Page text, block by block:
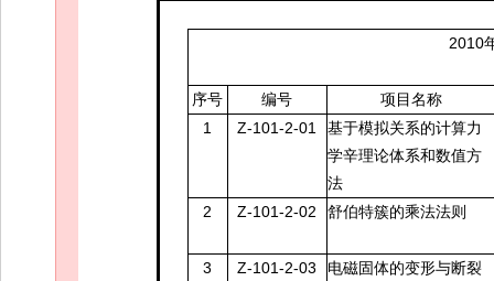
2010
序号 编号
项目名称
1
Z-101-2-01
基于模拟关系的计算力
学辛理论体系和数值方
法
2
Z-101-2-02 舒伯特簇的乘法法则
3 Z-101-2-03 电磁固体的变形与断裂